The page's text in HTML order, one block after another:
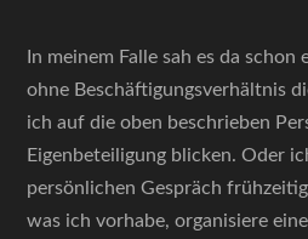
In meinem Falle sah es da
ohne Beschäftigungsverhältnis
ich auf die oben beschrieben
Eigenbeteiligung blicken. Oder
persönlichen Gespräch
was ich vorhabe, organisiere